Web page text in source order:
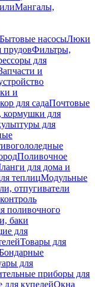
Мангалы,
Бытовые насосыЛюки
прудовФильтры,
для
и
и
для садаПочтовые
кормушки для
для
Поливочное
для дома и
теплицМодульные
отпугиватели
поливочного
баки
для
Товары для
для
приборы для
купелейОкна